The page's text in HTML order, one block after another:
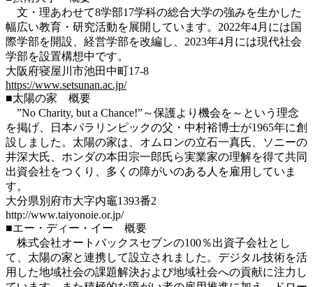
文・理あわせて8学部17学科の総合大学の強みを生かした
幅広い教育・研究活動を展開しています。2022年4月には国
際学部を開設、経営学部を改編し、2023年4月には現代社会
学部を設置構想中です。
大阪府寝屋川市池田中町17-8
https://www.setsunan.ac.jp/
■太陽の家 概要
”No Charity, but a Chance!”～保護より機会を～という理念
を掲げ、日本パラリンピックの父・中村裕博士が1965年に創
設しました。太陽の家は、オムロンの立石一真氏、ソニーの
井深大氏、ホンダの本田宗一郎氏ら実業家の理解を得て共同
出資会社をつくり、多くの障がいのある人を雇用していま
す。
大分県別府市大字内竈1393番2
http://www.taiyonoie.or.jp/
■エー・ディー・イー 概要
株式会社オートバックスセブンの100％出資子会社とし
て、太陽の家と連携して設立されました。デジタル技術を活
用した地域社会の課題解決および地域社会への貢献に注力し